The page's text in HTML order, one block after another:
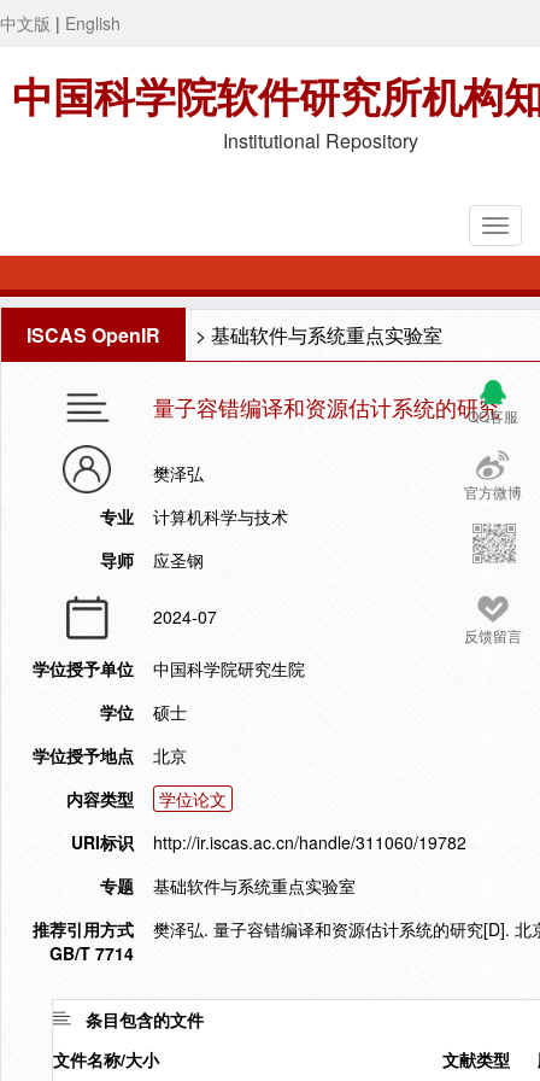
中文版 | English
中国科学院软件研究所机构
Institutional Repository
ISCAS OpenIR > 基础软件与系统重点实验室
QQ客服
官方微博
反馈留言
量子容错编译和资源估计系统的研究
樊泽弘
专业
计算机科学与技术
导师
应圣钢
2024-07
学位授予单位
中国科学院研究生院
学位
硕士
学位授予地点
北京
内容类型
学位论文
URI标识
http://ir.iscas.ac.cn/handle/311060/19782
专题
基础软件与系统重点实验室
推荐引用方式
GB/T 7714
樊泽弘. 量子容错编译和资源估计系统的研究[D].
条目包含的文件
文件名称/大小
文献类型